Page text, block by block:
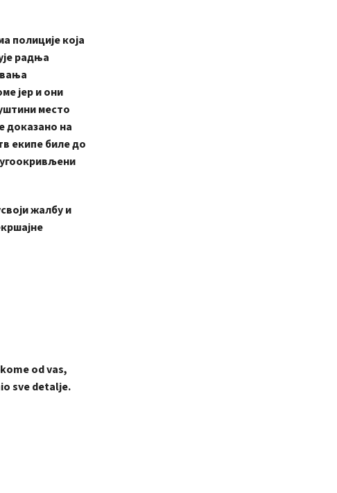
полиције која
радња
јер и они
место
доказано на
екипе биле до
жалбу и
od vas,
sve detalje.